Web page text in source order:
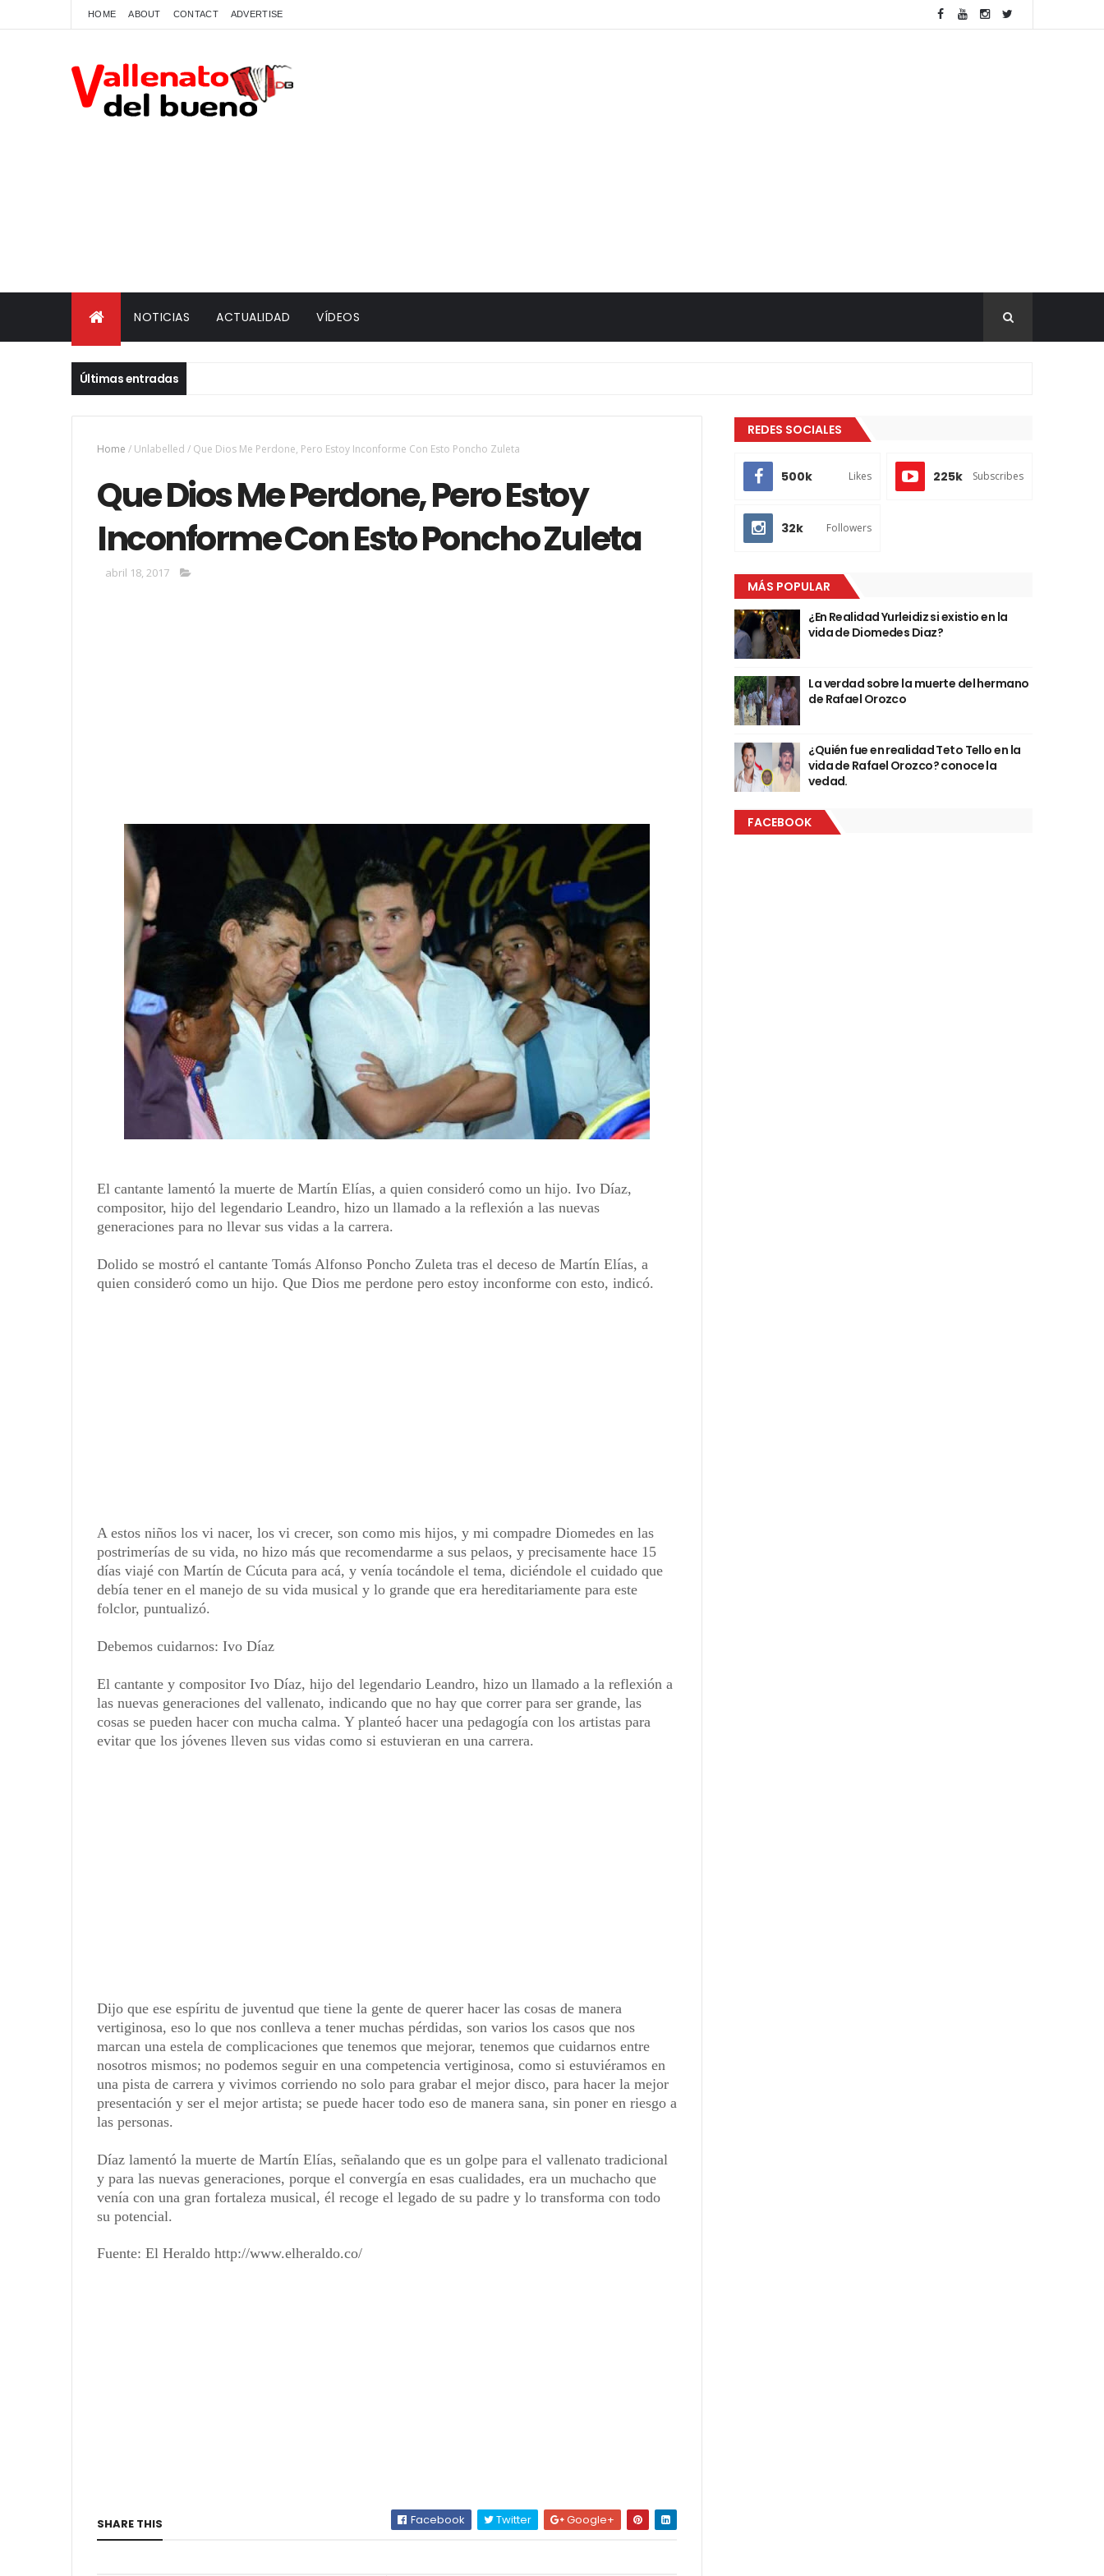
HOME ABOUT CONTACT ADVERTISE
NOTICIAS ACTUALIDAD VÍDEOS
Últimas entradas
Home / Unlabelled / Que Dios Me Perdone, Pero Estoy Inconforme Con Esto Poncho Zuleta
Que Dios Me Perdone, Pero Estoy
Inconforme Con Esto Poncho Zuleta
abril 18, 2017
El cantante lamentó la muerte de Martín Elías, a quien consideró como un hijo. Ivo Díaz,
compositor, hijo del legendario Leandro, hizo un llamado a la reflexión a las nuevas
generaciones para no llevar sus vidas a la carrera.
Dolido se mostró el cantante Tomás Alfonso Poncho Zuleta tras el deceso de Martín Elías, a
quien consideró como un hijo. Que Dios me perdone pero estoy inconforme con esto, indicó.
A estos niños los vi nacer, los vi crecer, son como mis hijos, y mi compadre Diomedes en las
postrimerías de su vida, no hizo más que recomendarme a sus pelaos, y precisamente hace 15
días viajé con Martín de Cúcuta para acá, y venía tocándole el tema, diciéndole el cuidado que
debía tener en el manejo de su vida musical y lo grande que era hereditariamente para este
folclor, puntualizó.
Debemos cuidarnos: Ivo Díaz
El cantante y compositor Ivo Díaz, hijo del legendario Leandro, hizo un llamado a la reflexión a
las nuevas generaciones del vallenato, indicando que no hay que correr para ser grande, las
cosas se pueden hacer con mucha calma. Y planteó hacer una pedagogía con los artistas para
evitar que los jóvenes lleven sus vidas como si estuvieran en una carrera.
Dijo que ese espíritu de juventud que tiene la gente de querer hacer las cosas de manera
vertiginosa, eso lo que nos conlleva a tener muchas pérdidas, son varios los casos que nos
marcan una estela de complicaciones que tenemos que mejorar, tenemos que cuidarnos entre
nosotros mismos; no podemos seguir en una competencia vertiginosa, como si estuviéramos en
una pista de carrera y vivimos corriendo no solo para grabar el mejor disco, para hacer la mejor
presentación y ser el mejor artista; se puede hacer todo eso de manera sana, sin poner en riesgo a
las personas.
Díaz lamentó la muerte de Martín Elías, señalando que es un golpe para el vallenato tradicional
y para las nuevas generaciones, porque el convergía en esas cualidades, era un muchacho que
venía con una gran fortaleza musical, él recoge el legado de su padre y lo transforma con todo
su potencial.
Fuente: El Heraldo http://www.elheraldo.co/
SHARE THIS Facebook Twitter Google+
REDES SOCIALES
500k Likes 225k Subscribes
32k Followers
MÁS POPULAR
¿En Realidad Yurleidiz si existio en la
vida de Diomedes Diaz?
La verdad sobre la muerte del hermano
de Rafael Orozco
¿Quién fue en realidad Teto Tello en la
vida de Rafael Orozco? conoce la
vedad.
FACEBOOK